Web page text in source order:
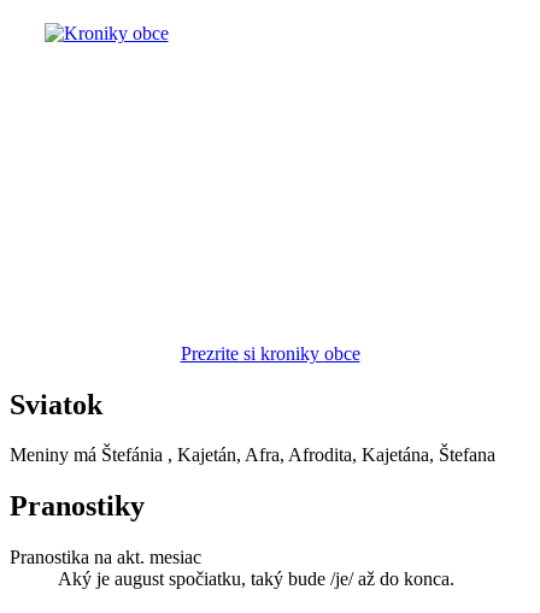
Prezrite si kroniky obce
Sviatok
Meniny má Štefánia , Kajetán, Afra, Afrodita, Kajetána, Štefana
Pranostiky
Pranostika na akt. mesiac
Aký je august spočiatku, taký bude /je/ až do konca.